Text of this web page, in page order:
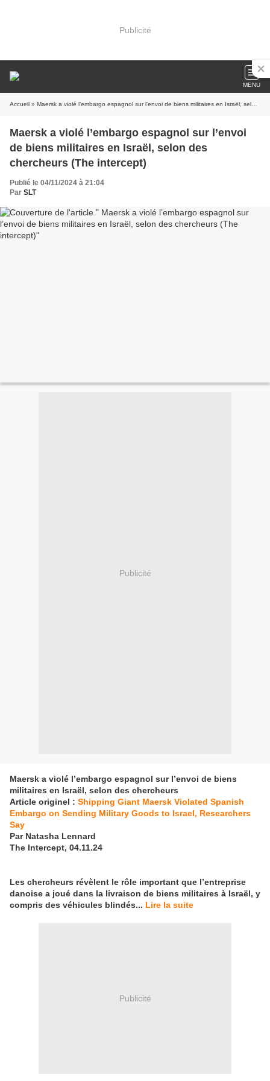
Publicité
MENU
Accueil » Maersk a violé l’embargo espagnol sur l’envoi de biens militaires en Israël, selon des chercheurs (The intercept)
Maersk a violé l’embargo espagnol sur l’envoi
de biens militaires en Israël, selon des
chercheurs (The intercept)
Publié le 04/11/2024 à 21:04
Par SLT
Publicité
Maersk a violé l’embargo espagnol sur l’envoi de biens
militaires en Israël, selon des chercheurs
Article originel : Shipping Giant Maersk Violated Spanish
Embargo on Sending Military Goods to Israel, Researchers
Say
Par Natasha Lennard
The Intercept, 04.11.24
Les chercheurs révèlent le rôle important que l’entreprise
danoise a joué dans la livraison de biens militaires à Israël, y
compris des véhicules blindés... Lire la suite
Publicité